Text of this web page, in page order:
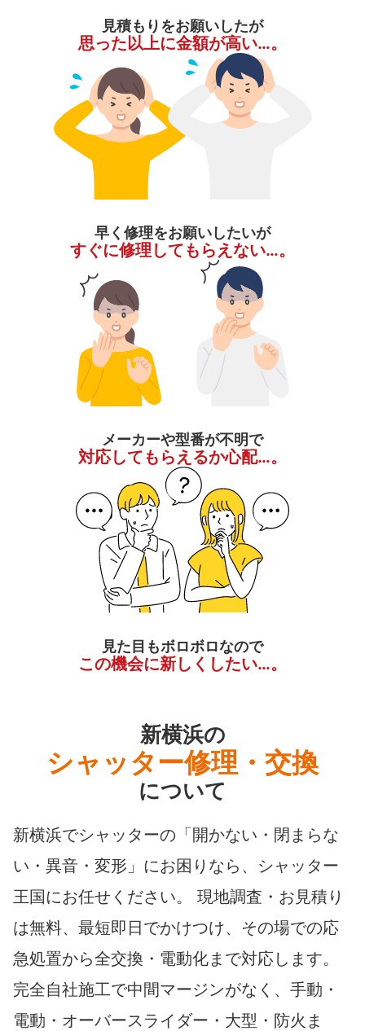
見積もりをお願いしたが
思った以上に金額が高い…。
早く修理をお願いしたいが
すぐに修理してもらえない…。
メーカーや型番が不明で
対応してもらえるか心配…。
見た目もボロボロなので
この機会に新しくしたい…。
新横浜の
シャッター修理・交換
について
新横浜でシャッターの「開かない・閉まらな
い・異音・変形」にお困りなら、シャッター
王国にお任せください。 現地調査・お見積り
は無料、最短即日でかけつけ、その場での応
急処置から全交換・電動化まで対応します。
完全自社施工で中間マージンがなく、手動・
電動・オーバースライダー・大型・防火ま